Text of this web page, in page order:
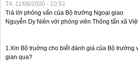
T4, 11/08/2000 - 10:52
Trả lời phỏng vấn của Bộ trưởng Ngoại giao
Nguyễn Dy Niên với phóng viên Thông tấn xã
1.Xin Bộ truởng cho biết đánh giá của Bộ
gian qua?